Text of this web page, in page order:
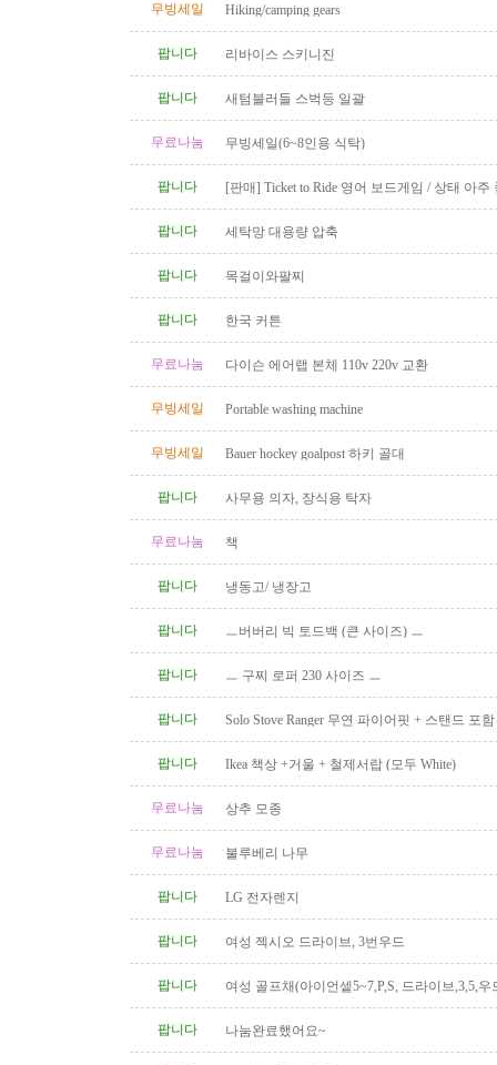
무빙세일 Hiking/camping gears
팝니다 리바이스 스키니진
팝니다 새텀블러들 스벅등 일괄
무료나눔 무빙세일(6~8인용 식탁)
팝니다
[판매] Ticket to Ride 영어 보드게임 / 상태 아주
팝니다
세탁망 대용량 압축
팝니다 목걸이와팔찌
팝니다 한국 커튼
무료나눔 다이슨 에어랩 본체 110v 220v 교환
무빙세일 Portable washing machine
무빙세일 Bauer hockey goalpost 하키 골대
팝니다 사무용 의자, 장식용 탁자
무료나눔 책
팝니다 냉동고/ 냉장고
팝니다 ㅡ버버리 빅 토드백 (큰 사이즈) ㅡ
팝니다 ㅡ 구찌 로퍼 230 사이즈 ㅡ
팝니다
Solo Stove Ranger 무연 파이어핏 + 스탠드 포
팝니다
Ikea 책상 +거울 + 철제서랍 (모두 White)
무료나눔 상추 모종
무료나눔 불루베리 나무
팝니다 LG 전자렌지
팝니다 여성 젝시오 드라이브, 3번우드
팝니다 여성 골프채(아이언셑5~7,P,S, 드라이브,3,5,우
팝니다 나눔완료했어요~